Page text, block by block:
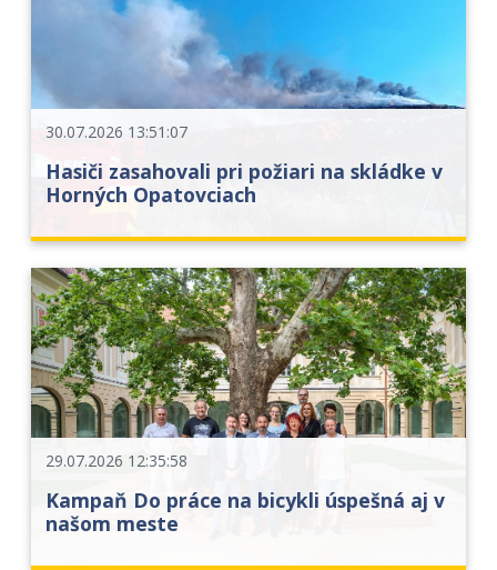
30.07.2026 13:51:07
Hasiči zasahovali pri požiari na skládke v
Horných Opatovciach
29.07.2026 12:35:58
Kampaň Do práce na bicykli úspešná aj v
našom meste